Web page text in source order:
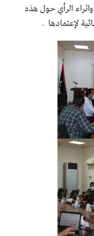
الرأي حول هذه
لإعتمادها .